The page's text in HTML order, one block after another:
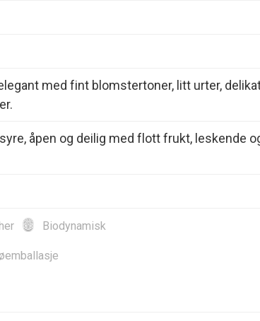
med fint blomstertoner, litt urter,
åpen og deilig med flott frukt, leskende
Biodynamisk